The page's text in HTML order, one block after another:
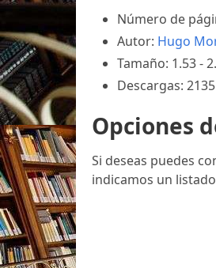
Número de
Autor: Hugo
Tamaño: 1.53 -
Descargas: 2135
Opciones
Si deseas puedes
indicamos un